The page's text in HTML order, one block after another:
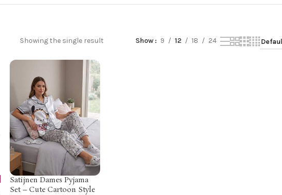
Showing the single result Show 9 12 18 24
Satijnen Dames Pyjama
Set – Cute Cartoon Style